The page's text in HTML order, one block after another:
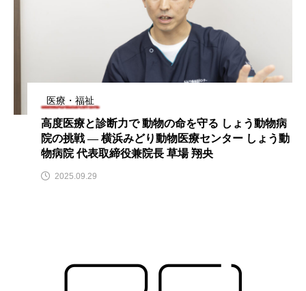
医療・福祉
高度医療と診断力で 動物の命を守る しょう動物病
院の挑戦 ― 横浜みどり動物医療センター しょう動
物病院 代表取締役兼院長 草場 翔央
2025.09.29